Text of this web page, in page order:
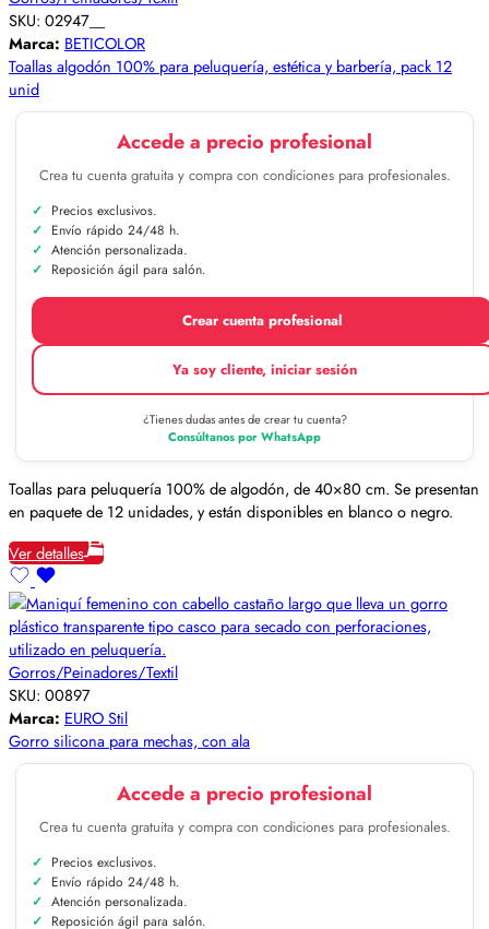
SKU: 02947__
Marca: BETICOLOR
Toallas algodón 100% para peluquería, estética y barbería, pack 12
unid
Accede a precio profesional
Crea tu cuenta gratuita y compra con condiciones para profesionales.
Precios exclusivos.
Envío rápido 24/48 h.
Atención personalizada.
Reposición ágil para salón.
Crear cuenta profesional
Ya soy cliente, iniciar sesión
¿Tienes dudas antes de crear tu cuenta?
Consúltanos por WhatsApp
Toallas para peluquería 100% de algodón, de 40×80 cm. Se presentan
en paquete de 12 unidades, y están disponibles en blanco o negro.
Ver detalles
Gorros/Peinadores/Textil
SKU: 00897
Marca: EURO Stil
Gorro silicona para mechas, con ala
Accede a precio profesional
Crea tu cuenta gratuita y compra con condiciones para profesionales.
Precios exclusivos.
Envío rápido 24/48 h.
Atención personalizada.
Reposición ágil para salón.